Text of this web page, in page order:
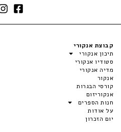
קבוצת אנקורי
תיכון אנקורי
סטודיו אנקורי
מדיה אנקורי
אנקור
קורסי הבגרות
אנקוריזום
חנות הספרים
על אודות
יום הזכרון